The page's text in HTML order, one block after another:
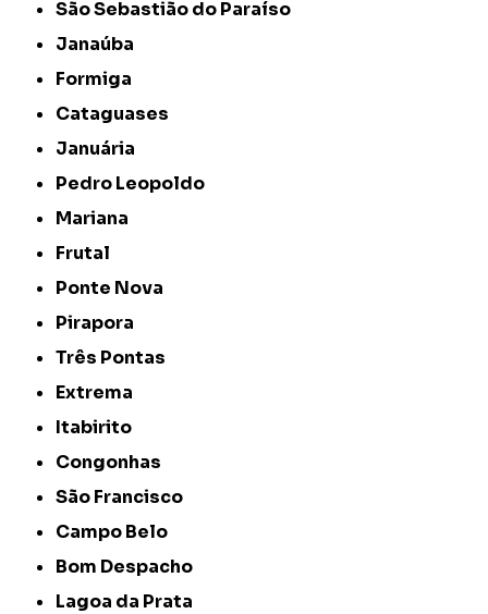
São Sebastião do Paraíso
Janaúba
Formiga
Cataguases
Januária
Pedro Leopoldo
Mariana
Frutal
Ponte Nova
Pirapora
Três Pontas
Extrema
Itabirito
Congonhas
São Francisco
Campo Belo
Bom Despacho
Lagoa da Prata